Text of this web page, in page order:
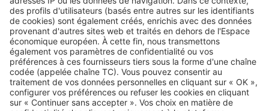
Retrouvez-nous sur …
A propos
Qui sommes-nous ?